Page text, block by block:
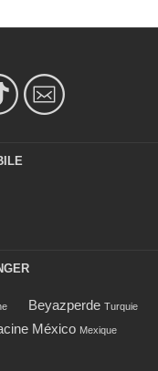
Beyazperde Turquie
México Mexique